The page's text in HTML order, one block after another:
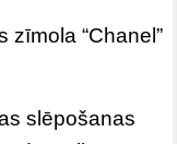
zīmola “Chanel”
slēpošanas